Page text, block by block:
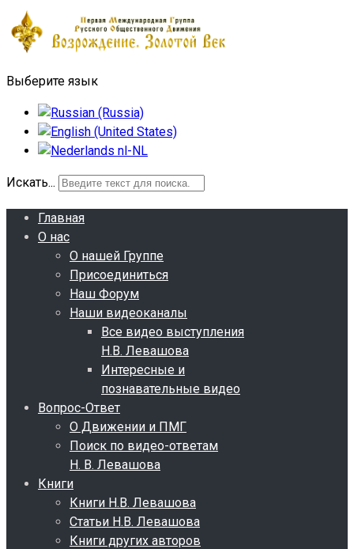
Выберите язык
Искать...
Главная
О нас
О нашей Группе
Присоединиться
Наш Форум
Наши видеоканалы
Все видео выступления
Н.В. Левашова
Интересные и
познавательные видео
Вопрос-Ответ
О Движении и ПМГ
Поиск по видео-ответам
Н. В. Левашова
Книги
Книги Н.В. Левашова
Статьи Н.В. Левашова
Книги других авторов